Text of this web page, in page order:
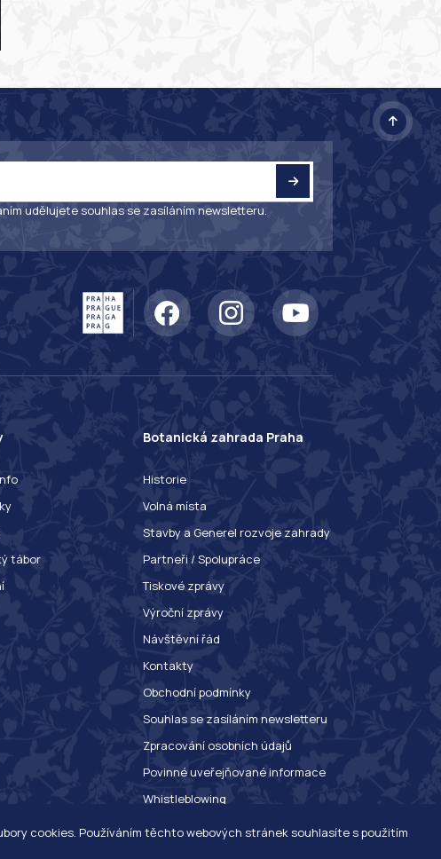
cookies. Používáním těchto webových stránek souhlasíte s použitím
udělujete souhlas se zasíláním newsletteru.
tábor
Botanická zahrada Praha
Historie
Volná místa
Stavby a Generel rozvoje zahrady
Partneři / Spolupráce
Tiskové zprávy
Výroční zprávy
Návštěvní řád
Kontakty
Obchodní podmínky
Souhlas se zasíláním newsletteru
Zpracování osobních údajů
Povinné uveřejňované informace
Whistleblowing